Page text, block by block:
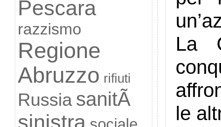
Pescara
razzismo
Regione
Abruzzo rifiuti
Russia sanitÃ
sinistra
La
le